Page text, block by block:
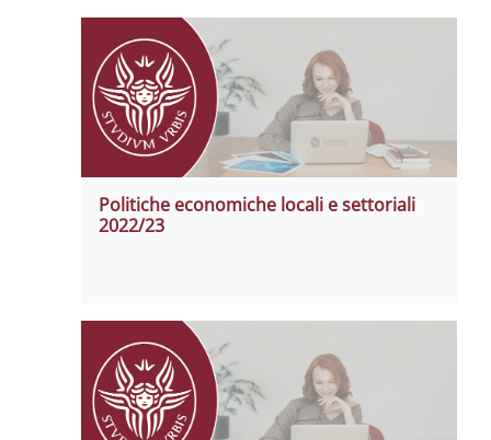
Politiche economiche locali e settoriali
2022/23